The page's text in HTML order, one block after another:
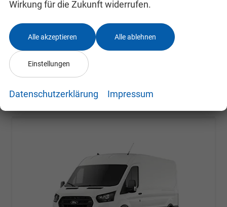
Leistung 96 kW (131 PS)
36.190,– €
incl. 19% MwSt.
Verbrauch kombiniert:7,90 l/100km
CO2-Emissionen:
Wirkung für die Zukunft widerrufen.
Alle akzeptieren Alle ablehnen
Einstellungen
Datenschutzerklärung Impressum